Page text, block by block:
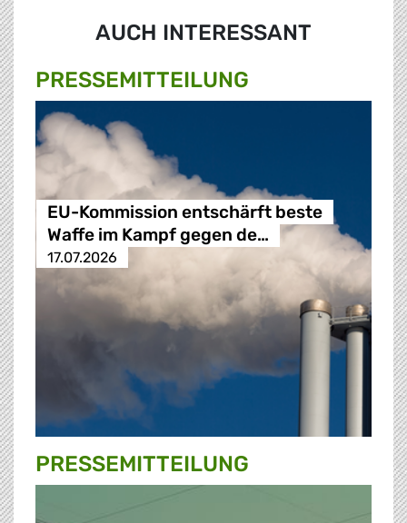
AUCH INTERESSANT
PRESSE­MITTEILUNG
EU-Kommission entschärft beste
Waffe im Kampf gegen de…
17.07.2026
PRESSE­MITTEILUNG